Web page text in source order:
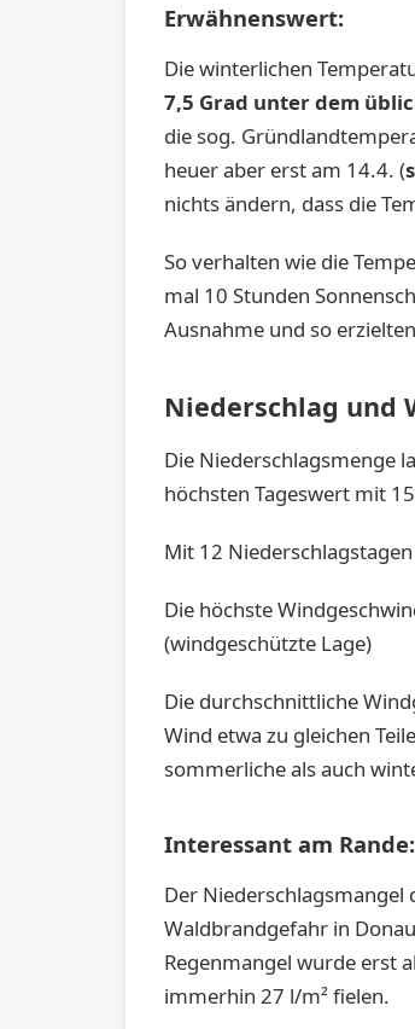
Erwähnenswert:
Die winterlichen
7,5 Grad unter dem
die sog.
heuer aber erst am 14.4. (
nichts ändern, dass die
So verhalten wie die
mal 10 Stunden
Ausnahme und so
Niederschlag und
Die Niederschlagsmenge
höchsten Tageswert mit
Mit 12
Die höchste
(windgeschützte Lage)
Die durchschnittliche
Wind etwa zu gleichen
sommerliche als auch
Interessant am Rande:
Der Niederschlagsmangel
Waldbrandgefahr in
Regenmangel wurde erst
immerhin 27 l/m² fielen.